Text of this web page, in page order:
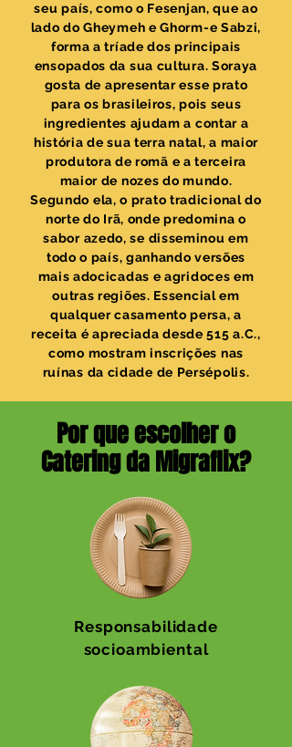
seu país, como o Fesenjan, que ao
lado do Gheymeh e Ghorm-e Sabzi,
forma a tríade dos principais
ensopados da sua cultura. Soraya
gosta de apresentar esse prato
para os brasileiros, pois seus
ingredientes ajudam a contar a
história de sua terra natal, a maior
produtora de romã e a terceira
maior de nozes do mundo.
Segundo ela, o prato tradicional do
norte do Irã, onde predomina o
sabor azedo, se disseminou em
todo o país, ganhando versões
mais adocicadas e agridoces em
outras regiões. Essencial em
qualquer casamento persa, a
receita é apreciada desde 515 a.C.,
como mostram inscrições nas
ruínas da cidade de Persépolis.
Por que escolher o
Catering da Migraflix?
Responsabilidade
socioambiental